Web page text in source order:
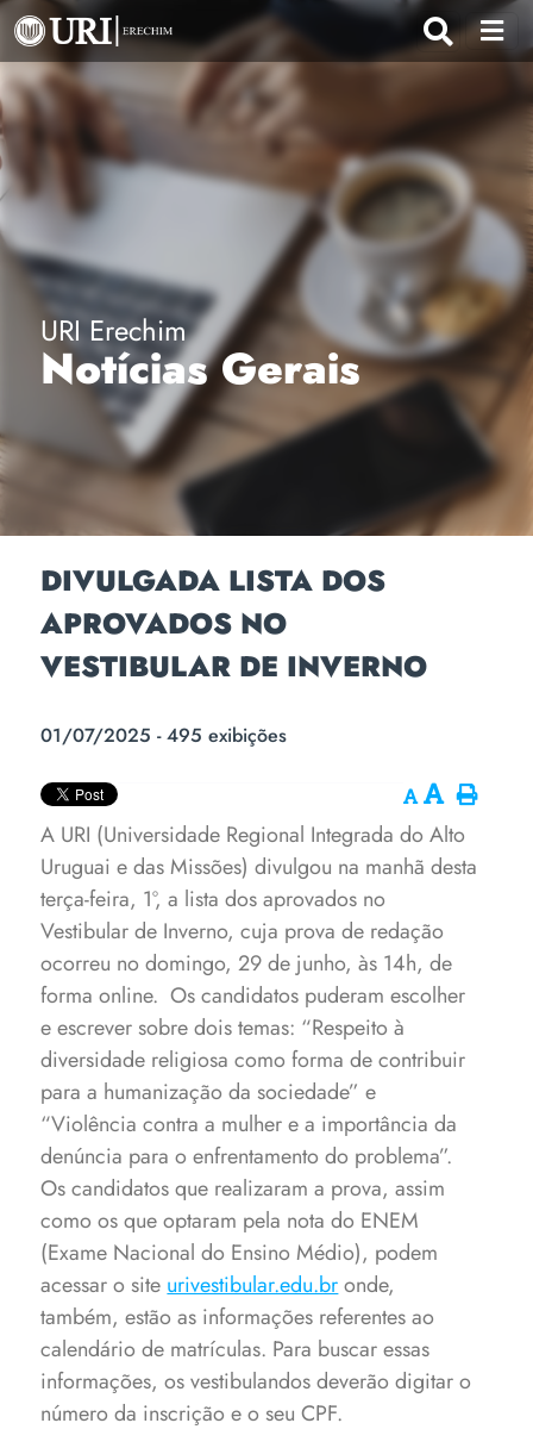
URI Erechim
Notícias Gerais
DIVULGADA LISTA DOS
APROVADOS NO
VESTIBULAR DE INVERNO
01/07/2025 - 495 exibições
A URI (Universidade Regional Integrada do Alto
Uruguai e das Missões) divulgou na manhã desta
terça-feira, 1º, a lista dos aprovados no
Vestibular de Inverno, cuja prova de redação
ocorreu no domingo, 29 de junho, às 14h, de
forma online. Os candidatos puderam escolher
e escrever sobre dois temas: “Respeito à
diversidade religiosa como forma de contribuir
para a humanização da sociedade” e
“Violência contra a mulher e a importância da
denúncia para o enfrentamento do problema”.
Os candidatos que realizaram a prova, assim
como os que optaram pela nota do ENEM
(Exame Nacional do Ensino Médio), podem
acessar o site urivestibular.edu.bronde,
também, estão as informações referentes ao
calendário de matrículas. Para buscar essas
informações, os vestibulandos deverão digitar o
número da inscrição e o seu CPF.